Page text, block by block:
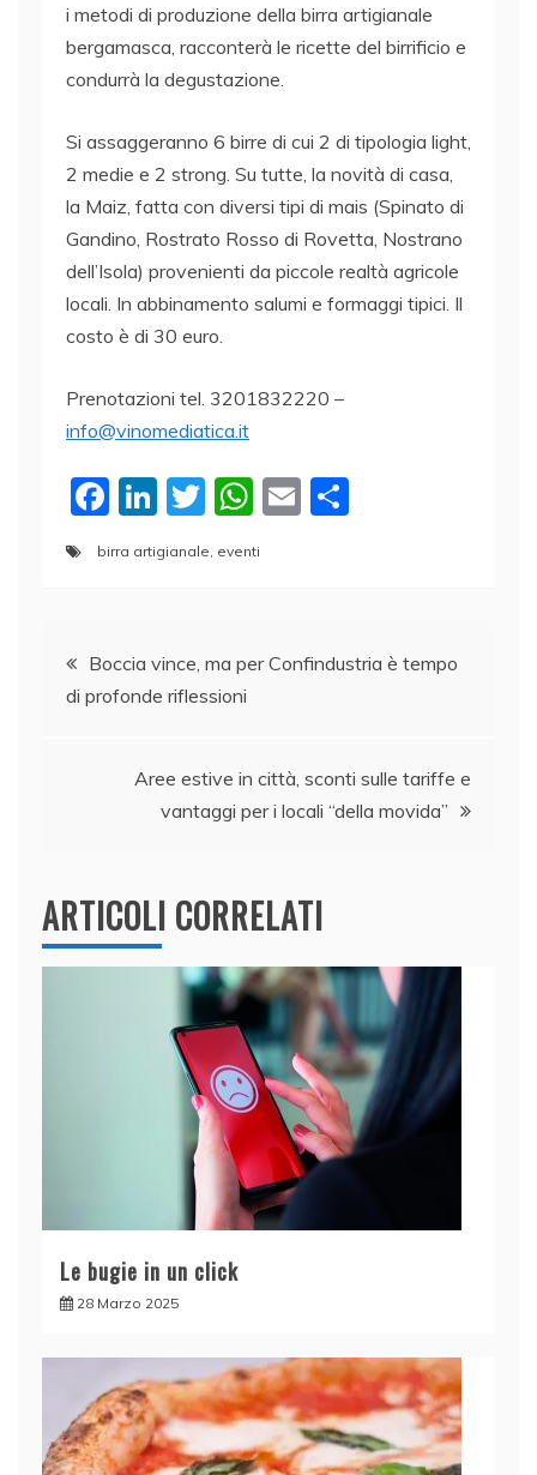
i metodi di produzione della birra artigianale
bergamasca, racconterà le ricette del birrificio e
condurrà la degustazione.
Si assaggeranno 6 birre di cui 2 di tipologia light,
2 medie e 2 strong. Su tutte, la novità di casa,
la Maiz, fatta con diversi tipi di mais (Spinato di
Gandino, Rostrato Rosso di Rovetta, Nostrano
dell’Isola) provenienti da piccole realtà agricole
locali. In abbinamento salumi e formaggi tipici. Il
costo è di 30 euro.
Prenotazioni tel. 3201832220 –
info@vinomediatica.it
F
c
b
o
Li
n
k
dI
n
T
itt
W
h
at
A
E
vi
birra artigianale eventi
Navigazione
articoli
Boccia vince, ma per Confindustria è tempo
di profonde riflessioni
Aree estive in città, sconti sulle tariffe e
vantaggi per i locali “della movida”
ARTICOLI CORRELATI
Le bugie in un click
28 Marzo 2025